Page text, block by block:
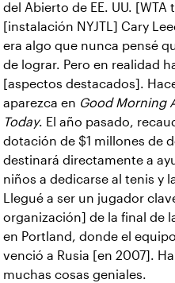
del Abierto de EE. UU. [WTA
[instalación NYJTL] Cary
era algo que nunca pensé
de lograr. Pero en realidad
[aspectos destacados].
aparezca en Good Morning
Today. El año pasado,
dotación de $1 millones de
destinará directamente a
niños a dedicarse al tenis y
Llegué a ser un jugador
organización] de la final de
en Portland, donde el equipo
venció a Rusia [en 2007].
muchas cosas geniales.